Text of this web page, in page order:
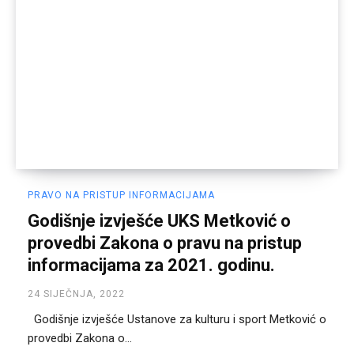
PRAVO NA PRISTUP INFORMACIJAMA
Godišnje izvješće UKS Metković o
provedbi Zakona o pravu na pristup
informacijama za 2021. godinu.
24 SIJEČNJA, 2022
provedbi Zakona o...